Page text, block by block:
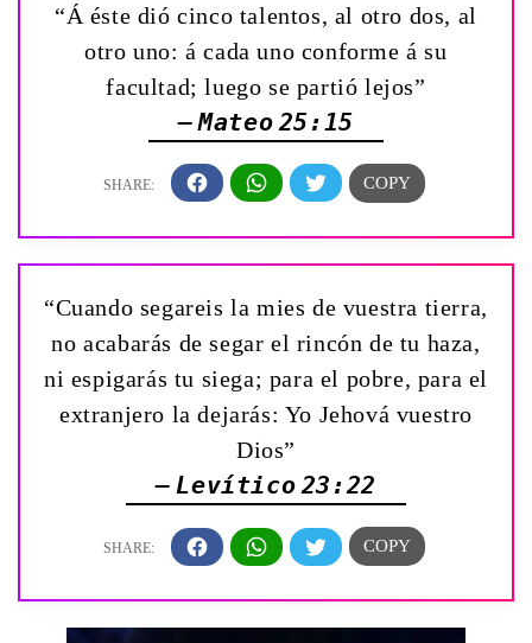
“Á éste dió cinco talentos, al otro dos, al
otro uno: á cada uno conforme á su
facultad; luego se partió lejos”
— Mateo 25:15
“Cuando segareis la mies de vuestra tierra,
no acabarás de segar el rincón de tu haza,
ni espigarás tu siega; para el pobre, para el
extranjero la dejarás: Yo Jehová vuestro
Dios”
— Levítico 23:22